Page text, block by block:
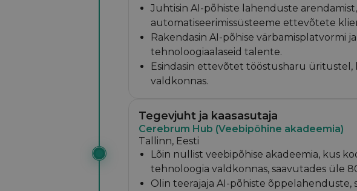
Juhtisin AI-põhiste lahenduste
automatiseerimissüsteeme ettevõtete
Rakendasin AI-põhise värbamisplatvormi
tehnoloogiaalaseid talente.
Esindasin ettevõtet tööstusharu
valdkonnas.
Tegevjuht ja kaasasutaja
Cerebrum Hub (Veebipõhine akadeemia)
Tallinn, Eesti
Lõin nullist veebipõhise akadeemia, kus
tehnoloogia valdkonnas, saavutades üle
Olin teerajaja AI-põhiste õppelahenduste,